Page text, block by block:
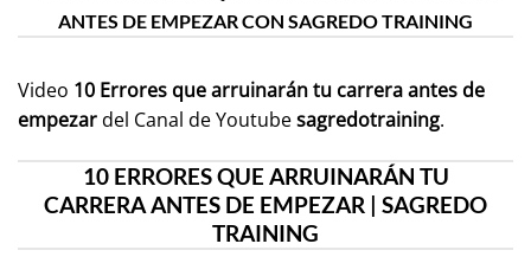
ANTES DE EMPEZAR CON SAGREDO TRAINING
Video 10 Errores que arruinarán tu carrera antes de
empezardel Canal de Youtubesagredotraining.
10 ERRORES QUE ARRUINARÁN TU
CARRERA ANTES DE EMPEZAR | SAGREDO
TRAINING